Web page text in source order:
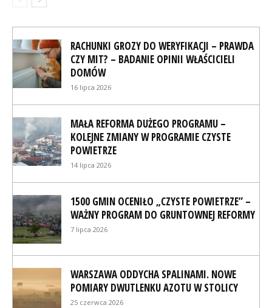
RACHUNKI GROZY DO WERYFIKACJI – PRAWDA
CZY MIT? – BADANIE OPINII WŁAŚCICIELI
DOMÓW
16 lipca 2026
MAŁA REFORMA DUŻEGO PROGRAMU –
KOLEJNE ZMIANY W PROGRAMIE CZYSTE
POWIETRZE
14 lipca 2026
1500 GMIN OCENIŁO „CZYSTE POWIETRZE” –
WAŻNY PROGRAM DO GRUNTOWNEJ REFORMY
7 lipca 2026
WARSZAWA ODDYCHA SPALINAMI. NOWE
POMIARY DWUTLENKU AZOTU W STOLICY
25 czerwca 2026